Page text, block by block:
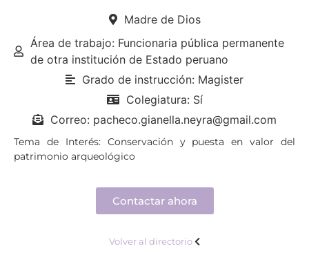
Madre de Dios
Área de trabajo: Funcionaria pública permanente
de otra institución de Estado peruano
Grado de instrucción: Magister
Colegiatura: Sí
Correo: pacheco.gianella.neyra@gmail.com
Tema de Interés: Conservación y puesta en valor del
patrimonio arqueológico
Contactar ahora
Volver al directorio